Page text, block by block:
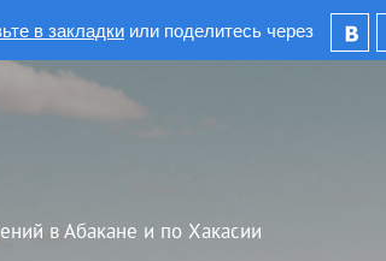
в закладки или поделитесь через
в Абакане и по Хакасии